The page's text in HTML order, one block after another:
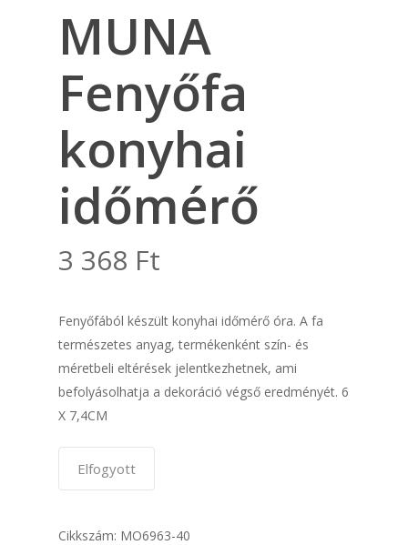
MUNA
Fenyőfa
konyhai
időmérő
3 368 Ft
Fenyőfából készült konyhai időmérő óra. A fa
természetes anyag, termékenként szín- és
méretbeli eltérések jelentkezhetnek, ami
befolyásolhatja a dekoráció végső eredményét. 6
X 7,4CM
Elfogyott
Cikkszám: MO6963-40